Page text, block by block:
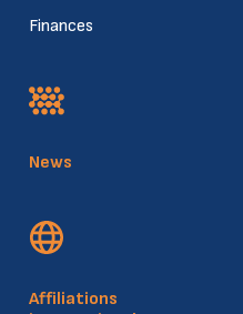
Finances
News
Affiliations